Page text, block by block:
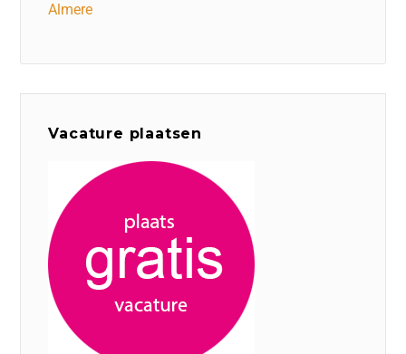
Almere
Vacature plaatsen